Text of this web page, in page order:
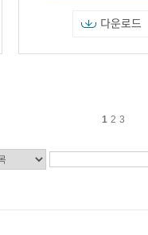
다운로드
1 2 3